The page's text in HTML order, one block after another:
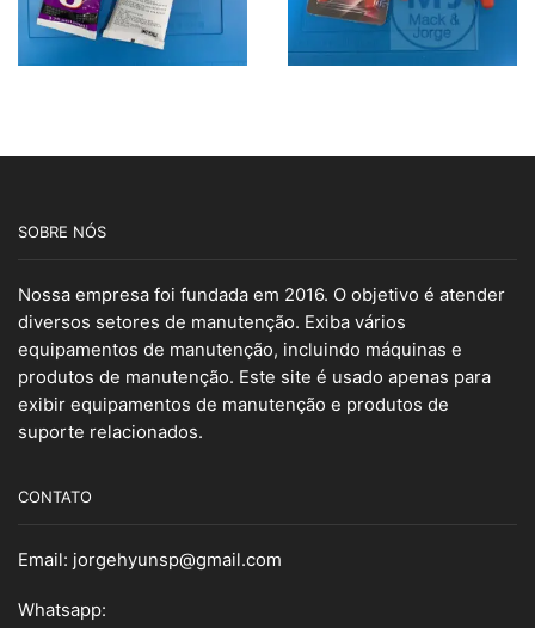
SOBRE NÓS
Nossa empresa foi fundada em 2016. O objetivo é atender
diversos setores de manutenção. Exiba vários
equipamentos de manutenção, incluindo máquinas e
produtos de manutenção. Este site é usado apenas para
exibir equipamentos de manutenção e produtos de
suporte relacionados.
CONTATO
Email: jorgehyunsp@gmail.com
Whatsapp: